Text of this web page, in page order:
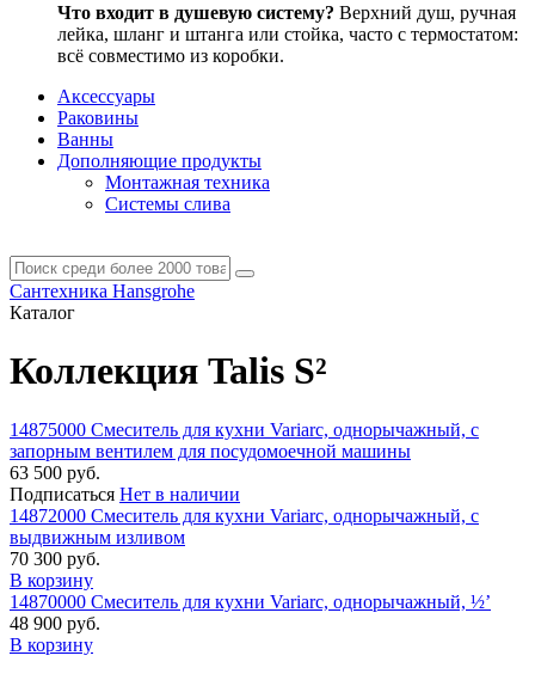
Что входит в душевую систему? Верхний душ, ручная
лейка, шланг и штанга или стойка, часто с термостатом:
всё совместимо из коробки.
Аксессуары
Раковины
Ванны
Дополняющие продукты
Монтажная техника
Системы слива
Сантехника Hansgrohe
Каталог
Коллекция Talis S²
14875000 Смеситель для кухни Variarc, однорычажный, с
запорным вентилем для посудомоечной машины
63 500 руб.
Подписаться Нет в наличии
14872000 Cмеситель для кухни Variarc, однорычажный, с
выдвижным изливом
70 300 руб.
В корзину
14870000 Смеситель для кухни Variarc, однорычажный, ½’
48 900 руб.
В корзину